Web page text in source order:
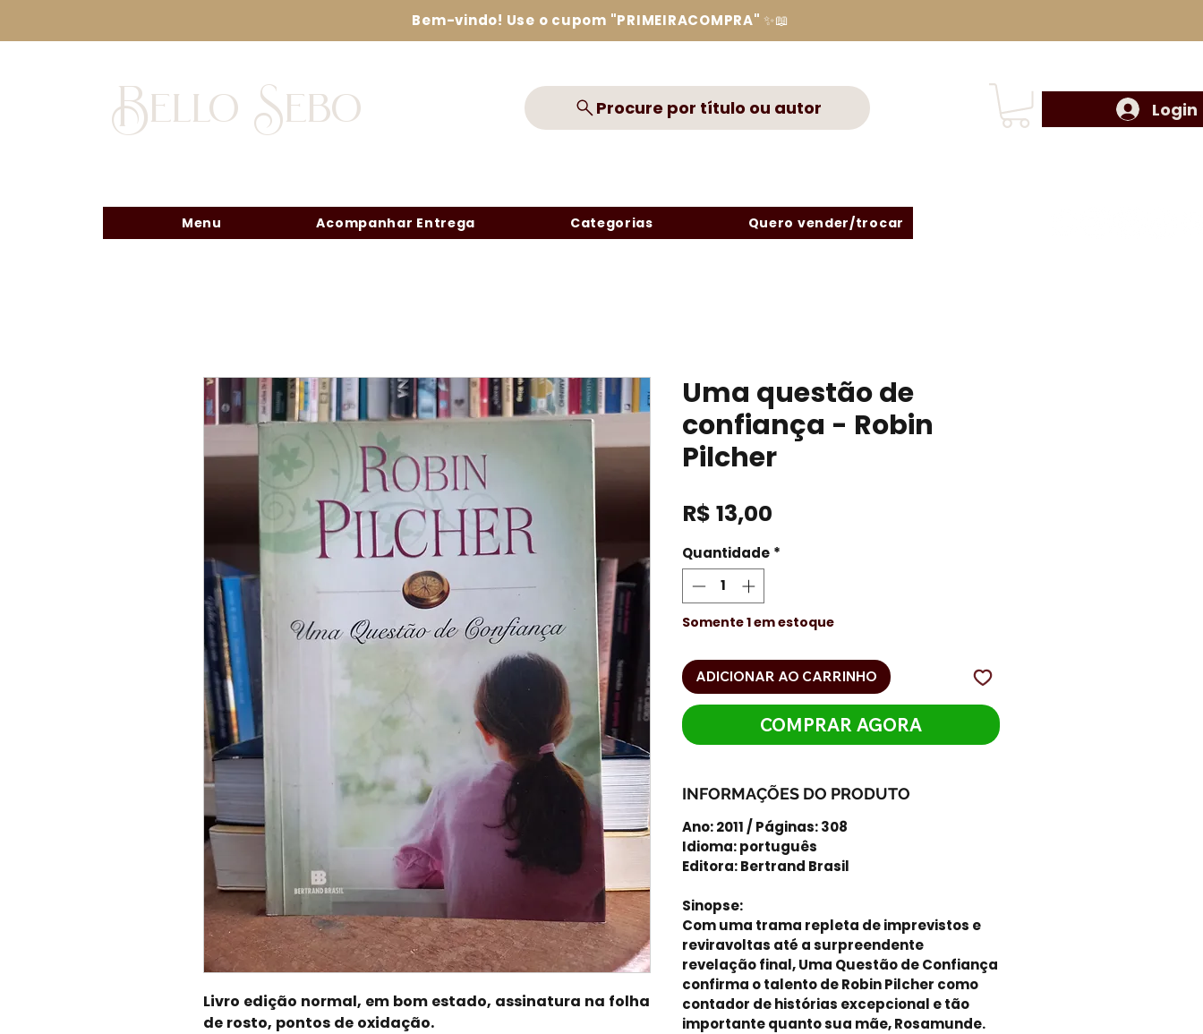
Bem-vindo! Use o cupom "PRIMEIRACOMPRA" ✨📖
Bello Sebo Procure por título ou autor
Menu Acompanhar Entrega Categorias Quero vender/trocar
Login
Livro edição normal, em bom estado, assinatura na folha
de rosto, pontos de oxidação.
Uma questão de
confiança - Robin
Pilcher
R$ 13,00
Quantidade *
Somente 1 em estoque
ADICIONAR AO CARRINHO
COMPRAR AGORA
INFORMAÇÕES DO PRODUTO
Ano: 2011 / Páginas: 308
Idioma: português
Editora: Bertrand Brasil
Sinopse:
Com uma trama repleta de imprevistos e
reviravoltas até a surpreendente
revelação final, Uma Questão de Confiança
confirma o talento de Robin Pilcher como
contador de histórias excepcional e tão
importante quanto sua mãe, Rosamunde.